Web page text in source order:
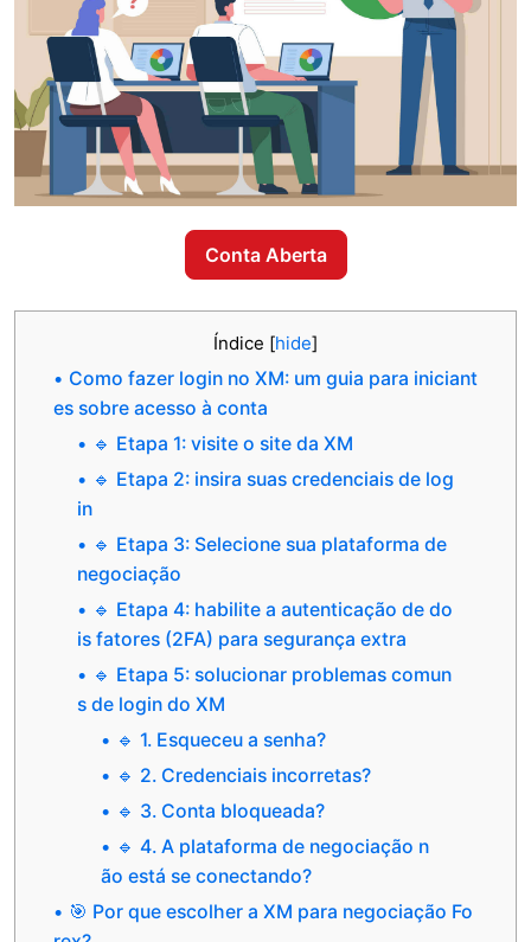
Conta Aberta
Índice [hide]
Como fazer login no XM: um guia para iniciant
es sobre acesso à conta
🔹 Etapa 1: visite o site da XM
🔹 Etapa 2: insira suas credenciais de log
in
🔹 Etapa 3: Selecione sua plataforma de
negociação
🔹 Etapa 4: habilite a autenticação de do
is fatores (2FA) para segurança extra
🔹 Etapa 5: solucionar problemas comun
s de login do XM
🔹 1. Esqueceu a senha?
🔹 2. Credenciais incorretas?
🔹 3. Conta bloqueada?
🔹 4. A plataforma de negociação n
ão está se conectando?
🎯 Por que escolher a XM para negociação Fo